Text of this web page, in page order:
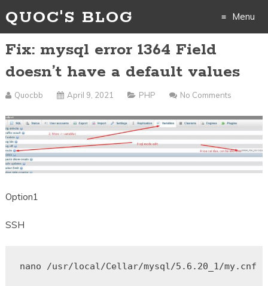
QUOC'S BLOG Menu
to
content
Fix: mysql error 1364 Field
doesn’t have a default values
Quocbb April 9, 2021 PHP No Comments
Option1
SSH
nano /usr/local/Cellar/mysql/5.6.20 _1/my. cnf